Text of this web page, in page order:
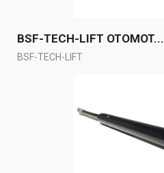
BSF-TECH-LIFT OTOMOT...
BSF-TECH-LIFT